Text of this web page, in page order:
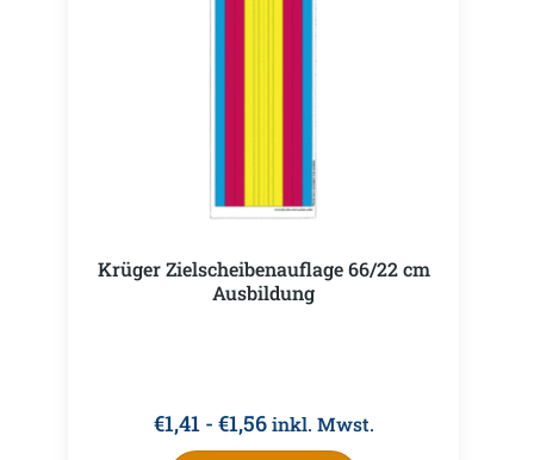
Krüger Zielscheibenauflage 66/22 cm
Ausbildung
€1,41- €1,56 inkl. Mwst.